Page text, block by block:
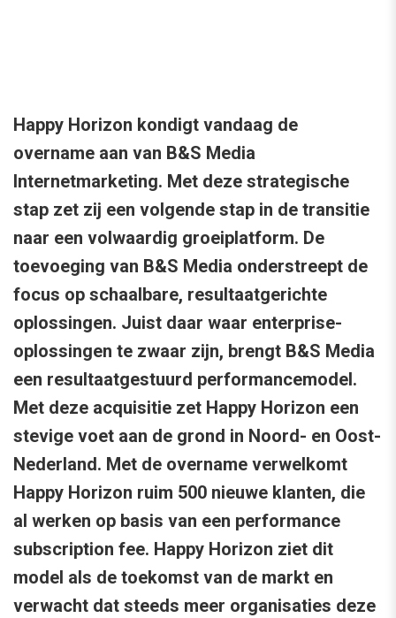
Happy Horizon kondigt vandaag de
overname aan van B&S Media
Internetmarketing. Met deze strategische
stap zet zij een volgende stap in de transitie
naar een volwaardig groeiplatform. De
toevoeging van B&S Media onderstreept de
focus op schaalbare, resultaatgerichte
oplossingen. Juist daar waar enterprise-
oplossingen te zwaar zijn, brengt B&S Media
een resultaatgestuurd performancemodel.
Met deze acquisitie zet Happy Horizon een
stevige voet aan de grond in Noord- en Oost-
Nederland. Met de overname verwelkomt
Happy Horizon ruim 500 nieuwe klanten, die
al werken op basis van een performance
subscription fee. Happy Horizon ziet dit
model als de toekomst van de markt en
verwacht dat steeds meer organisaties deze